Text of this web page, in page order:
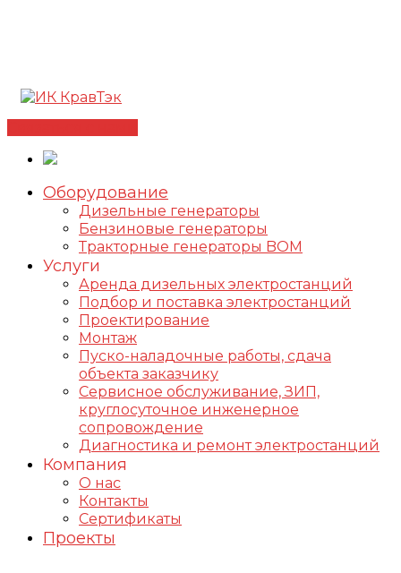
Оборудование
Дизельные генераторы
Бензиновые генераторы
Тракторные генераторы BOM
Услуги
Аренда дизельных электростанций
Подбор и поставка электростанций
Проектирование
Монтаж
Пуско-наладочные работы, сдача
объекта заказчику
Сервисное обслуживание, ЗИП,
круглосуточное инженерное
сопровождение
Диагностика и ремонт электростанций
Компания
О нас
Контакты
Сертификаты
Проекты